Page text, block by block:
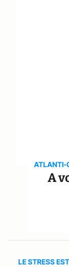
ATLANTI-
A
LE STRESS